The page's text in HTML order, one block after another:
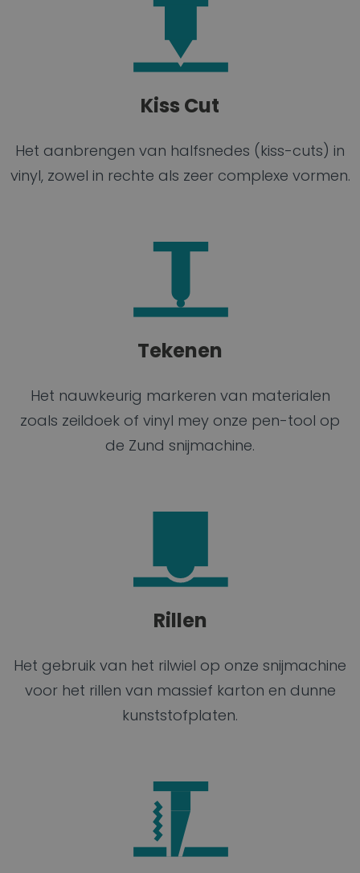
Kiss Cut
Het aanbrengen van halfsnedes (kiss-cuts) in
vinyl, zowel in rechte als zeer complexe vormen.
Tekenen
Het nauwkeurig markeren van materialen
zoals zeildoek of vinyl mey onze pen-tool op
de Zund snijmachine.
Rillen
Het gebruik van het rilwiel op onze snijmachine
voor het rillen van massief karton en dunne
kunststofplaten.